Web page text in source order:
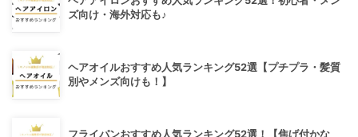
ズ向け・海外対応も♪
ヘアオイルおすすめ人気ランキング52選【プチプラ・髪質
別やメンズ向けも！】
フライパンおすすめ人気ランキング52選！【焦げ付かな